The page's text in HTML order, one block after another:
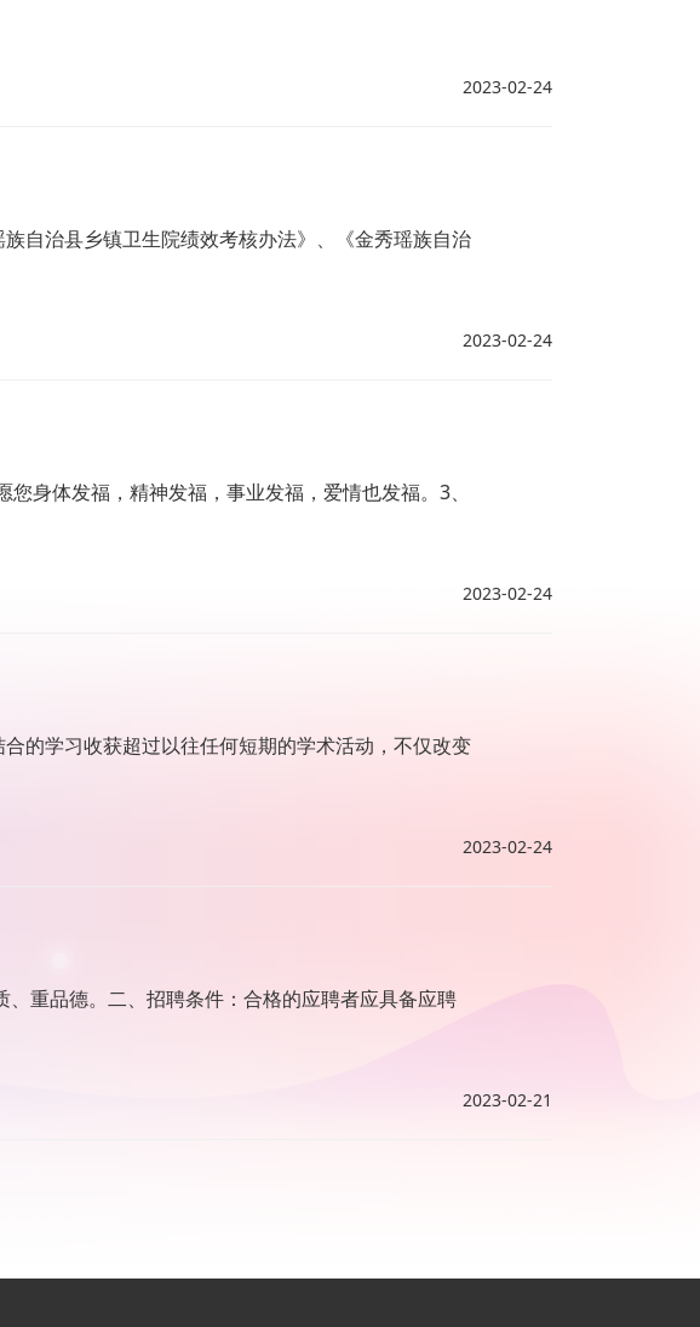
2023-02-24
自治县乡镇卫生院绩效考核办法》、《金秀瑶族自治
2023-02-24
身体发福，精神发福，事业发福，爱情也发福。3、
2023-02-24
的学习收获超过以往任何短期的学术活动，不仅改变
2023-02-24
重品德。二、招聘条件：合格的应聘者应具备应聘
2023-02-21